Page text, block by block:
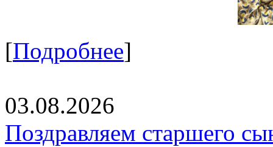
[Подробнее]
03.08.2026
Поздравляем старшего